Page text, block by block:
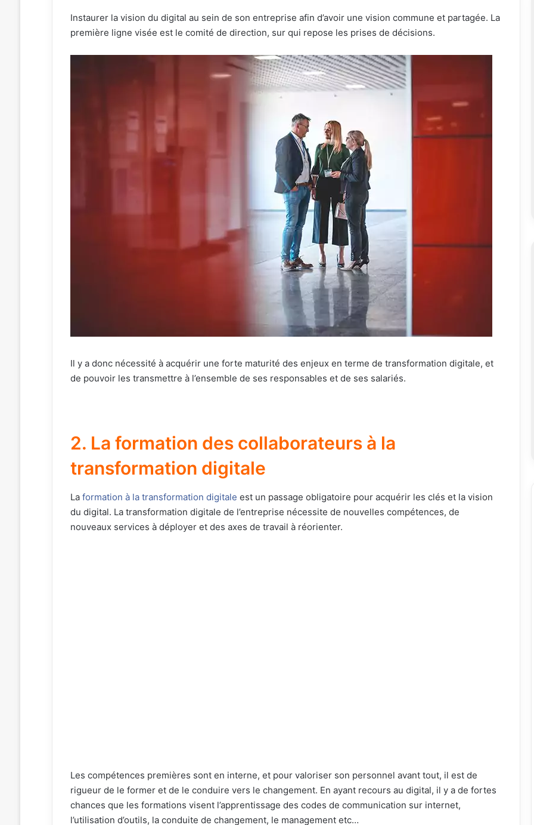
Instaurer la vision du digital au sein de son entreprise afin d’avoir une vision commune et partagée. La
première ligne visée est le comité de direction, sur qui repose les prises de décisions.
Il y a donc nécessité à acquérir une forte maturité des enjeux en terme de transformation digitale, et
de pouvoir les transmettre à l’ensemble de ses responsables et de ses salariés.
2. La formation des collaborateurs à la
transformation digitale
La formation à la transformation digitale est un passage obligatoire pour acquérir les clés et la vision
du digital. La transformation digitale de l’entreprise nécessite de nouvelles compétences, de
nouveaux services à déployer et des axes de travail à réorienter.
Les compétences premières sont en interne, et pour valoriser son personnel avant tout, il est de
rigueur de le former et de le conduire vers le changement. En ayant recours au digital, il y a de fortes
chances que les formations visent l’apprentissage des codes de communication sur internet,
l’utilisation d’outils, la conduite de changement, le management etc…